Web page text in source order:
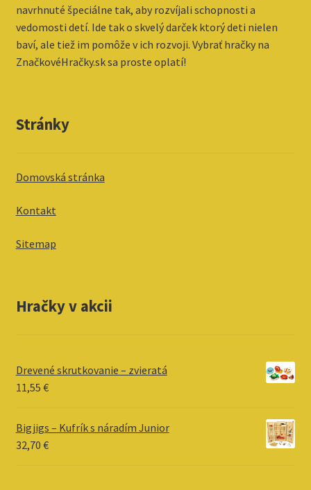
navrhnuté špeciálne tak, aby rozvíjali schopnosti a
vedomosti detí. Ide tak o skvelý darček ktorý deti nielen
baví, ale tiež im pomôže v ich rozvoji. Vybrať hračky na
ZnačkovéHračky.sk sa proste oplatí!
Stránky
Domovská stránka
Kontakt
Sitemap
Hračky v akcii
Drevené skrutkovanie – zvieratá
11,55 €
Bigjigs – Kufrík s náradím Junior
32,70 €